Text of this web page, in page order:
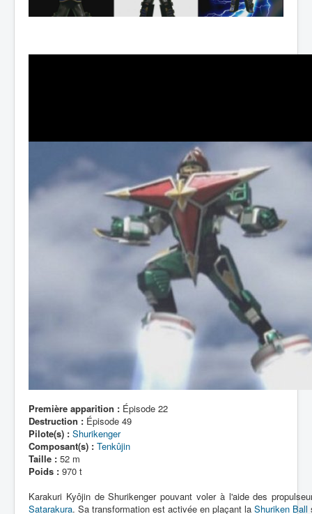
Première apparition : Épisode 22
Destruction : Épisode 49
Pilote(s) : Shurikenger
Composant(s) : Tenkûjin
Taille : 52 m
Poids : 970 t
Karakuri Kyôjin de Shurikenger pouvant voler à l'aide des
Satarakura. Sa transformation est activée en plaçant la Shuriken Ball